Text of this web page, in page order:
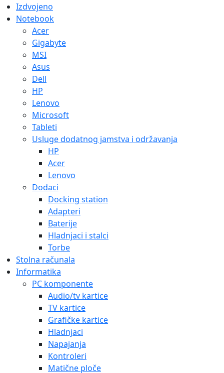
Izdvojeno
Notebook
Acer
Gigabyte
MSI
Asus
Dell
HP
Lenovo
Microsoft
Tableti
Usluge dodatnog jamstva i održavanja
HP
Acer
Lenovo
Dodaci
Docking station
Adapteri
Baterije
Hladnjaci i stalci
Torbe
Stolna računala
Informatika
PC komponente
Audio/tv kartice
TV kartice
Grafičke kartice
Hladnjaci
Napajanja
Kontroleri
Matične ploče